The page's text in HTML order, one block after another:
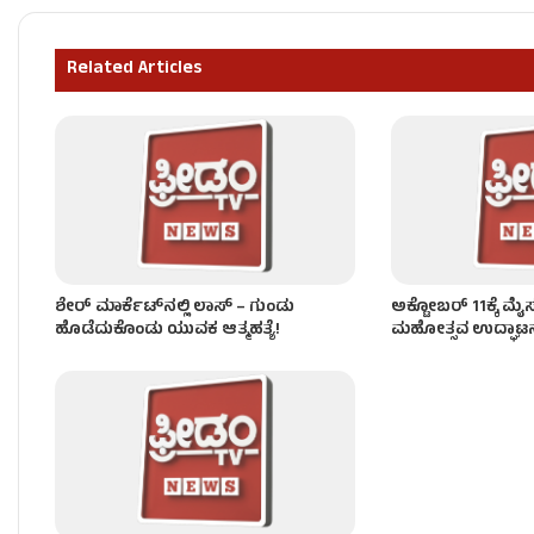
ಬೆಳಗಾವಿಯಲ್ಲಿ ಮತ್ತೊಂದು ಬಹುಕೋಟಿ ವಂಚನೆ – 165
Related Articles
ಶೇರ್ ಮಾರ್ಕೆಟ್​ನಲ್ಲಿ ಲಾಸ್ – ಗುಂಡು
ಹೊಡೆದುಕೊಂಡು ಯುವಕ ಆತ್ಮಹತ್ಯೆ!
ಅಕ್ಟೋಬರ್ 11ಕ್ಕೆ
ಮಹೋತ್ಸವ